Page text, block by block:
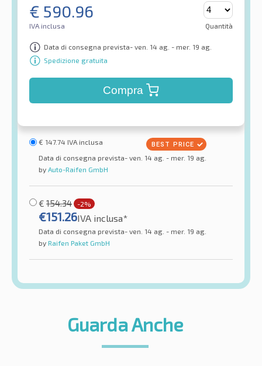
€ 590.96
IVA inclusa Quantità
Data di consegna prevista- ven. 14 ag. - mer. 19 ag.
Spedizione gratuita
Compra
€ 147.74 IVA inclusa
Data di consegna prevista- ven. 14 ag. - mer. 19 ag.
by Auto-Raifen GmbH
€ 154.34 -2%
€151.26IVA inclusa*
Data di consegna prevista- ven. 14 ag. - mer. 19 ag.
by Raifen Paket GmbH
Guarda Anche